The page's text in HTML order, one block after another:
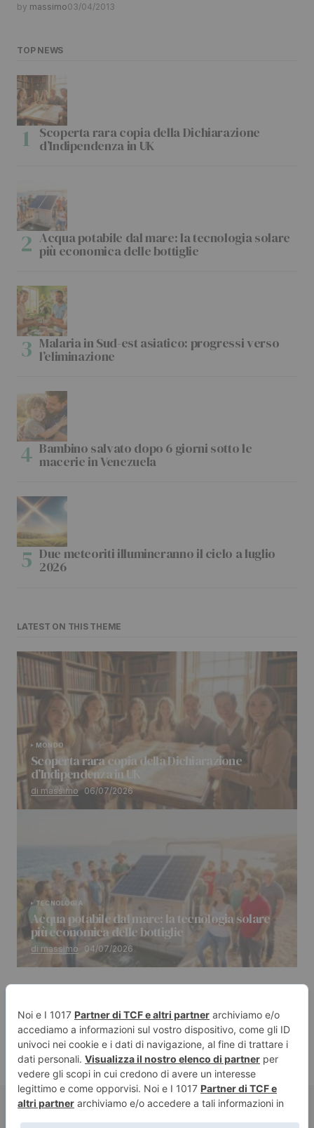
by massimo03/04/2013
TOP NEWS
Scoperta rara copia della Dichiarazione
d’Indipendenza in UK
Acqua potabile dal mare: la tecnologia solare
più economica delle bottiglie
Malaria in Sud-est asiatico: progressi verso
l’eliminazione
Bambino salvato dopo 6 giorni sotto le
macerie in Venezuela
Due meteoriti illumineranno il cielo a luglio
2026
LATEST ON THIS THEME
MONDO
Scoperta rara copia della Dichiarazione
d’Indipendenza in UK
di massimo 06/07/2026
TECNOLOGIA
Acqua potabile dal mare: la tecnologia solare
più economica delle bottiglie
di massimo 04/07/2026